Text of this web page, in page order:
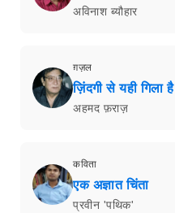
अविनाश ब्यौहार
ग़ज़ल
ज़िंदगी से यही गिला
अहमद फ़राज़
कविता
एक अज्ञात चिंता
प्रवीन 'पथिक'